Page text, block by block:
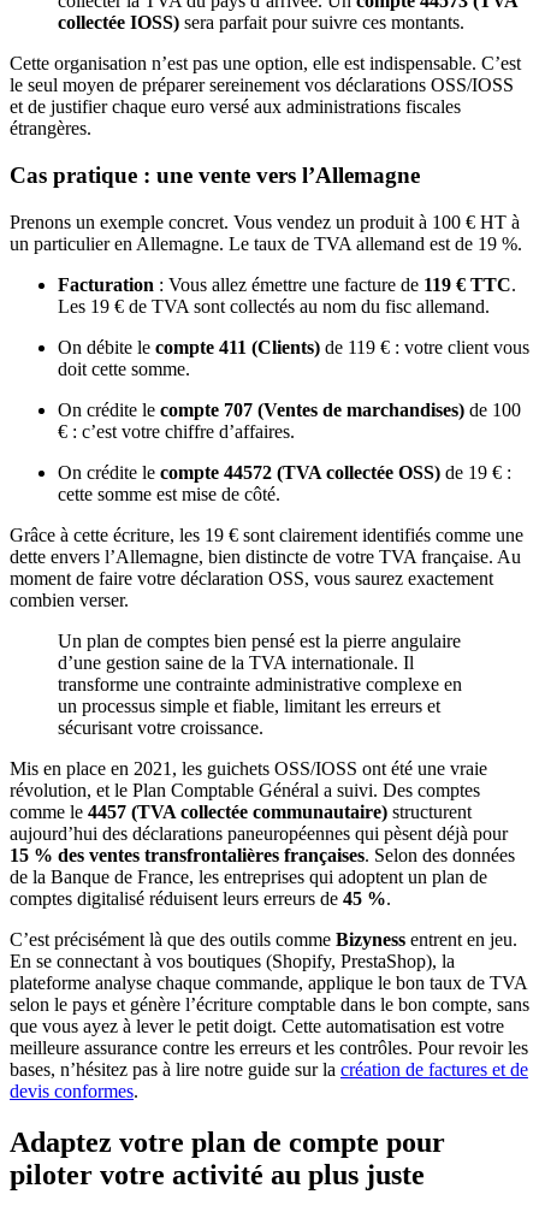
collectée IOSS) sera parfait pour suivre ces montants.
Cette organisation n’est pas une option, elle est indispensable. C’est
le seul moyen de préparer sereinement vos déclarations OSS/IOSS
et de justifier chaque euro versé aux administrations fiscales
étrangères.
Cas pratique : une vente vers l’Allemagne
Prenons un exemple concret. Vous vendez un produit à 100 € HT à
un particulier en Allemagne. Le taux de TVA allemand est de 19 %.
Facturation : Vous allez émettre une facture de 119 € TTC.
Les 19 € de TVA sont collectés au nom du fisc allemand.
On débite le compte 411 (Clients) de 119 € : votre client vous
doit cette somme.
On crédite le compte 707 (Ventes de marchandises) de 100
€ : c’est votre chiffre d’affaires.
On crédite le compte 44572 (TVA collectée OSS) de 19 € :
cette somme est mise de côté.
Grâce à cette écriture, les 19 € sont clairement identifiés comme une
dette envers l’Allemagne, bien distincte de votre TVA française. Au
moment de faire votre déclaration OSS, vous saurez exactement
combien verser.
Un plan de comptes bien pensé est la pierre angulaire
d’une gestion saine de la TVA internationale. Il
transforme une contrainte administrative complexe en
un processus simple et fiable, limitant les erreurs et
sécurisant votre croissance.
Mis en place en 2021, les guichets OSS/IOSS ont été une vraie
révolution, et le Plan Comptable Général a suivi. Des comptes
comme le 4457 (TVA collectée communautaire) structurent
aujourd’hui des déclarations paneuropéennes qui pèsent déjà pour
15 % des ventes transfrontalières françaises. Selon des données
de la Banque de France, les entreprises qui adoptent un plan de
comptes digitalisé réduisent leurs erreurs de 45 %.
C’est précisément là que des outils comme Bizyness entrent en jeu.
En se connectant à vos boutiques (Shopify, PrestaShop), la
plateforme analyse chaque commande, applique le bon taux de TVA
selon le pays et génère l’écriture comptable dans le bon compte, sans
que vous ayez à lever le petit doigt. Cette automatisation est votre
meilleure assurance contre les erreurs et les contrôles. Pour revoir les
bases, n’hésitez pas à lire notre guide sur la création de factures et de
devis conformes.
Adaptez votre plan de compte pour
piloter votre activité au plus juste